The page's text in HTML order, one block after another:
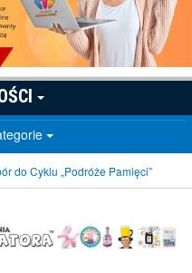
do Cyklu „Podróże Pamięci”